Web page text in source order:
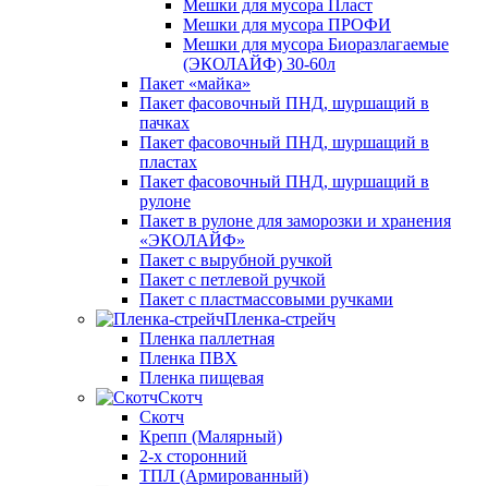
Мешки для мусора Пласт
Мешки для мусора ПРОФИ
Мешки для мусора Биоразлагаемые
(ЭКОЛАЙФ) 30-60л
Пакет «майка»
Пакет фасовочный ПНД, шуршащий в
пачках
Пакет фасовочный ПНД, шуршащий в
пластах
Пакет фасовочный ПНД, шуршащий в
рулоне
Пакет в рулоне для заморозки и хранения
«ЭКОЛАЙФ»
Пакет с вырубной ручкой
Пакет с петлевой ручкой
Пакет с пластмассовыми ручками
Пленка-стрейч
Пленка паллетная
Пленка ПВХ
Пленка пищевая
Скотч
Скотч
Крепп (Малярный)
2-х сторонний
ТПЛ (Армированный)